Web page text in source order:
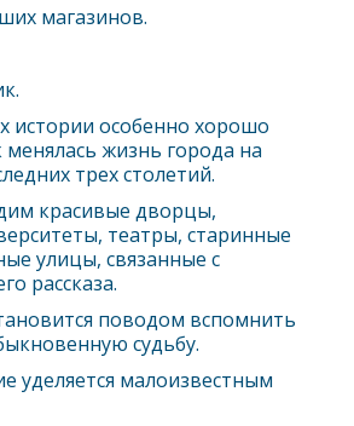
магазинов.
истории особенно хорошо
жизнь города на
трех столетий.
красивые дворцы,
театры, старинные
улицы, связанные с
рассказа.
поводом вспомнить
судьбу.
уделяется малоизвестным